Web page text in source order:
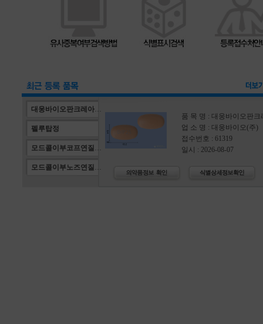
대웅바이오판크레아틴정25000
펠루탑정
모드콜이부코프연질캡슐
모드콜이부노즈연질캡슐
업 소 명 : 대웅바이오(주)
접수번호 : 61319
일시 : 2026-08-07